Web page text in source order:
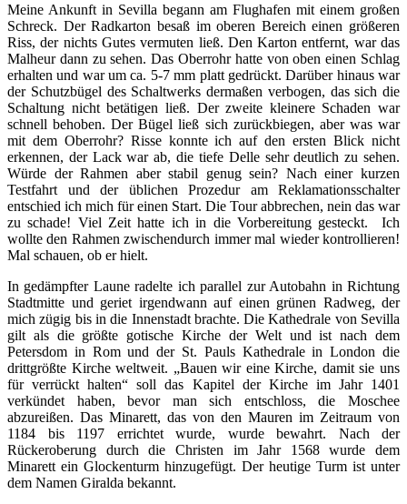
Meine Ankunft in Sevilla begann am Flughafen mit einem großen
Schreck. Der Radkarton besaß im oberen Bereich einen größeren
Riss, der nichts Gutes vermuten ließ. Den Karton entfernt, war das
Malheur dann zu sehen. Das Oberrohr hatte von oben einen Schlag
erhalten und war um ca. 5-7 mm platt gedrückt. Darüber hinaus war
der Schutzbügel des Schaltwerks dermaßen verbogen, das sich die
Schaltung nicht betätigen ließ. Der zweite kleinere Schaden war
schnell behoben. Der Bügel ließ sich zurückbiegen, aber was war
mit dem Oberrohr? Risse konnte ich auf den ersten Blick nicht
erkennen, der Lack war ab, die tiefe Delle sehr deutlich zu sehen.
Würde der Rahmen aber stabil genug sein? Nach einer kurzen
Testfahrt und der üblichen Prozedur am Reklamationsschalter
entschied ich mich für einen Start. Die Tour abbrechen, nein das war
zu schade! Viel Zeit hatte ich in die Vorbereitung gesteckt. Ich
wollte den Rahmen zwischendurch immer mal wieder kontrollieren!
Mal schauen, ob er hielt.
In gedämpfter Laune radelte ich parallel zur Autobahn in Richtung
Stadtmitte und geriet irgendwann auf einen grünen Radweg, der
mich zügig bis in die Innenstadt brachte. Die Kathedrale von Sevilla
gilt als die größte gotische Kirche der Welt und ist nach dem
Petersdom in Rom und der St. Pauls Kathedrale in London die
drittgrößte Kirche weltweit. „Bauen wir eine Kirche, damit sie uns
für verrückt halten“ soll das Kapitel der Kirche im Jahr 1401
verkündet haben, bevor man sich entschloss, die Moschee
abzureißen. Das Minarett, das von den Mauren im Zeitraum von
1184 bis 1197 errichtet wurde, wurde bewahrt. Nach der
Rückeroberung durch die Christen im Jahr 1568 wurde dem
Minarett ein Glockenturm hinzugefügt. Der heutige Turm ist unter
dem Namen Giralda bekannt.